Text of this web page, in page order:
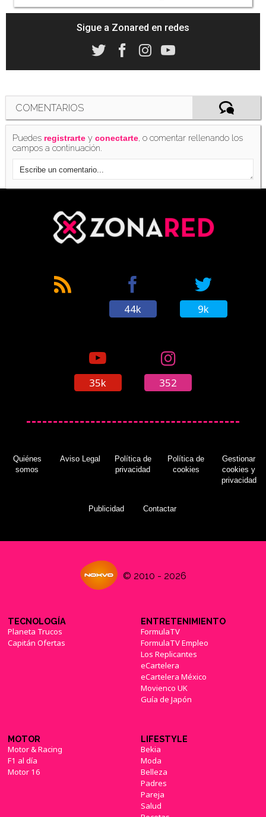
Sigue a Zonared en redes
COMENTARIOS
Puedes registrarte yconectarte, o comentar rellenando los
campos a continuación.
44k 9k
35k 352
Quiénes
somos
Aviso Legal
Política de
privacidad
Política de
cookies
Gestionar
cookies y
privacidad
Publicidad Contactar
© 2010 - 2026
TECNOLOGÍA
Planeta Trucos
Capitán Ofertas
ENTRETENIMIENTO
FormulaTV
FormulaTV Empleo
Los Replicantes
eCartelera
eCartelera México
Movienco UK
Guía de Japón
MOTOR
Motor & Racing
F1 al día
Motor 16
LIFESTYLE
Bekia
Moda
Belleza
Padres
Pareja
Salud